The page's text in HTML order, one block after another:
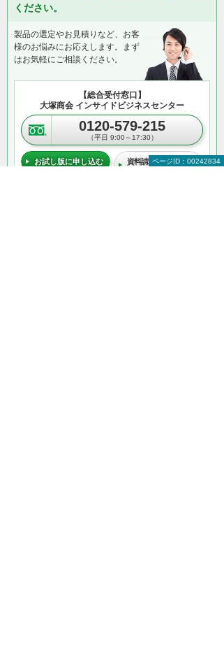
ください。
製品の選定やお見積りなど、お客
様のお悩みにお応えします。まず
はお気軽にご相談ください。
【総合受付窓口】
大塚商会 インサイドビジネスセンター
0120-579-215
（平日 9:00～17:30）
お試し版に申し込む
資料請求・お問い合わ
ページID：00242834